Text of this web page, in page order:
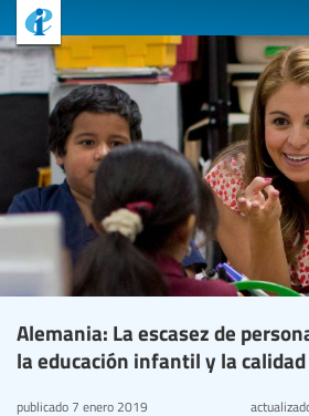
Alemania: La escasez de
la educación infantil y la
publicado 7 enero 2019